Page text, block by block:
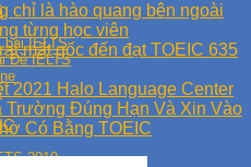
bài IELTS
Đề IELTS
2019
chỉ là hào quang bên ngoài
từng học viên
mất gốc đến đạt TOEIC 635
2021 Halo Language Center
Trường Đúng Hạn Và Xin Vào
Có Bằng TOEIC